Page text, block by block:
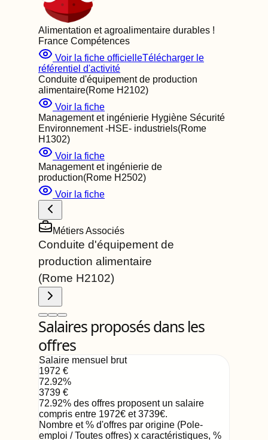
Alimentation et agroalimentaire durables !
France Compétences
Voir la fiche officielleTélécharger le
référentiel d'activité
Conduite d'équipement de production
alimentaire(Rome H2102)
Voir la fiche
Management et ingénierie Hygiène Sécurité
Environnement -HSE- industriels(Rome
H1302)
Voir la fiche
Management et ingénierie de
production(Rome H2502)
Voir la fiche
Métiers Associés
Conduite d'équipement de
production alimentaire
(Rome H2102)
Salaires proposés dans les
offres
Salaire mensuel brut
1972 €
72.92%
3739 €
72.92% des offres proposent un salaire
compris entre 1972€ et3739€.
Nombre et % d'offres par origine (Pole-
emploi / Toutes offres) x caractéristiques, %